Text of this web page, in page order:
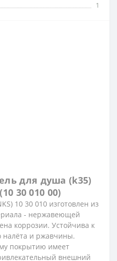
1
для душа (k35)
30 010 00)
10 30 010 изготовлен из
- нержавеющей
коррозии. Устойчива к
налёта и ржавчины.
покрытию имеет
внешний